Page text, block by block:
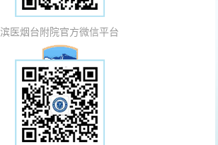
滨医烟台附院官方微信平台